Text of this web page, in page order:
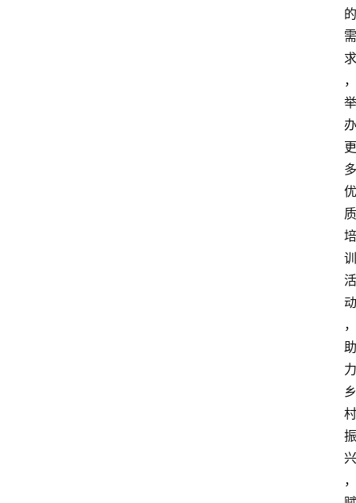
的
需
求
，
举
办
更
多
优
质
培
训
活
动
，
助
力
乡
村
振
兴
，